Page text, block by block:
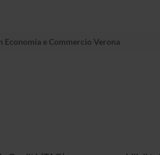
Economia e Commercio Verona